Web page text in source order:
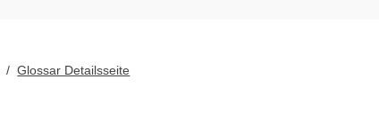
GLOSSAR
Glossar Detailsseite